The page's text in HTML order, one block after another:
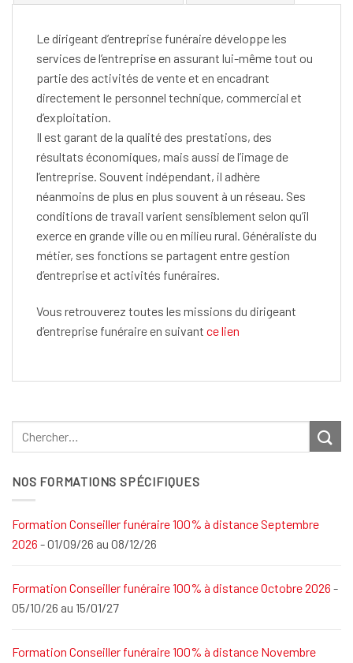
Le dirigeant d’entreprise funéraire développe les
services de l’entreprise en assurant lui-même tout ou
partie des activités de vente et en encadrant
directement le personnel technique, commercial et
d’exploitation.
Il est garant de la qualité des prestations, des
résultats économiques, mais aussi de l’image de
l’entreprise. Souvent indépendant, il adhère
néanmoins de plus en plus souvent à un réseau. Ses
conditions de travail varient sensiblement selon qu’il
exerce en grande ville ou en milieu rural. Généraliste du
métier, ses fonctions se partagent entre gestion
d’entreprise et activités funéraires.
Vous retrouverez toutes les missions du dirigeant
d’entreprise funéraire en suivant ce lien
NOS FORMATIONS SPÉCIFIQUES
Formation Conseiller funéraire 100% à distance Septembre
2026 - 01/09/26 au 08/12/26
Formation Conseiller funéraire 100% à distance Octobre 2026 -
05/10/26 au 15/01/27
Formation Conseiller funéraire 100% à distance Novembre